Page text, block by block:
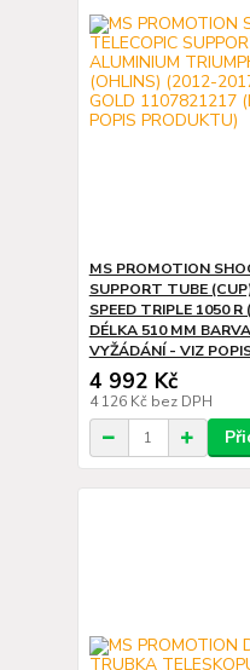
MS PROMOTION
SUPPORT TUBE
SPEED TRIPLE 1050
DÉLKA 510 MM
VYŽÁDÁNÍ - VIZ
4 992 Kč
4 126 Kč bez DPH